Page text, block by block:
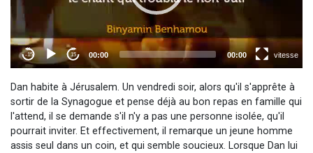
Dan habite à Jérusalem. Un vendredi soir, alors qu'il s'apprête à
sortir de la Synagogue et pense déjà au bon repas en famille qui
l'attend, il se demande s'il n'y a pas une personne isolée, qu'il
pourrait inviter. Et effectivement, il remarque un jeune homme
assis seul dans un coin, et qui semble soucieux. Lorsque Dan lui